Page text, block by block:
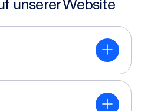
unserer Website